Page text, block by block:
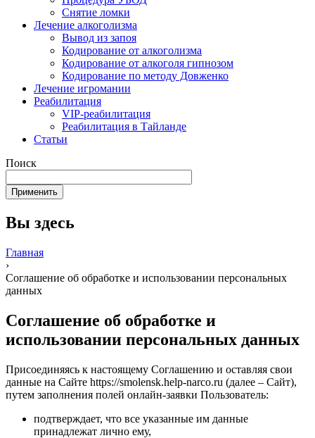
Снятие ломки
Лечение алкоголизма
Вывод из запоя
Кодирование от алкоголизма
Кодирование от алкоголя гипнозом
Кодирование по методу Довженко
Лечение игромании
Реабилитация
VIP-реабилитация
Реабилитация в Тайланде
Статьи
Поиск
Вы здесь
Главная
›
Соглашение об обработке и использовании персональных
данных
Соглашение об обработке и
использовании персональных данных
Присоединяясь к настоящему Соглашению и оставляя свои
данные на Сайте https://smolensk.help-narco.ru (далее – Сайт),
путем заполнения полей онлайн-заявки Пользователь:
подтверждает, что все указанные им данные
принадлежат лично ему,